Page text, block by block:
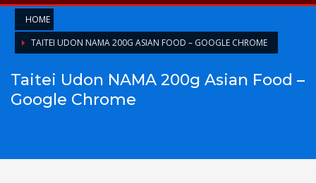
HOME
TAITEI UDON NAMA 200G ASIAN FOOD – GOOGLE CHROME
Taitei Udon NAMA 200g Asian Food –
Google Chrome